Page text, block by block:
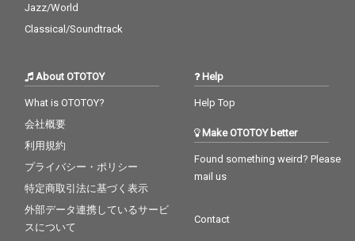
Jazz/World
Classical/Soundtrack
About OTOTOY
What is OTOTOY?
会社概要
利用規約
プライバシー・ポリシー
特定商取引法に基づく表示
外部データ連携しているサービ
スについて
Help
Help Top
Make OTOTOY better
Found something weird? Please
mail us
Contact